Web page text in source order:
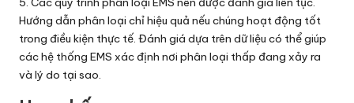
Hướng dẫn phân loại chỉ hiệu quả nếu chúng hoạt động tốt
trong điều kiện thực tế. Đánh giá dựa trên dữ liệu có thể giúp
các hệ thống EMS xác định nơi phân loại thấp đang xảy ra
và lý do tại sao.